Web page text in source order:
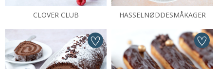
CLOVER CLUB HASSELNØDDESMÅKAGER